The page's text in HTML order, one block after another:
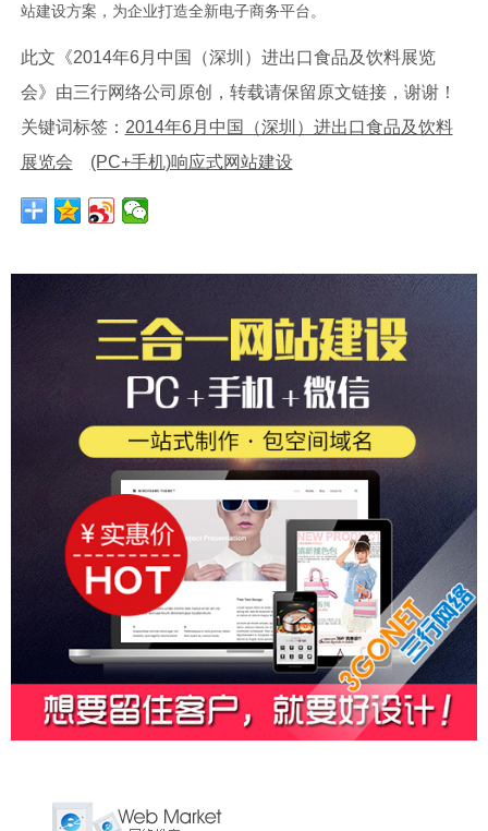
站建设方案，为企业打造全新电子商务平台。
此文《2014年6月中国（深圳）进出口食品及饮料展览
会》由三行网络公司原创，转载请保留原文链接，谢谢！
关键词标签： 2014年6月中国（深圳）进出口食品及饮料
展览会
(PC+手机)响应式网站建设